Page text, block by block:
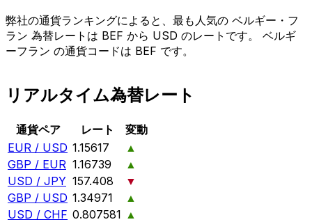
弊社の通貨ランキングによると、最も人気の ベルギー・フ
ラン 為替レートは BEF から USD のレートです。 ベルギ
ーフラン の通貨コードは BEF です。
リアルタイム為替レート
通貨ペア レート
変動
EUR / USD 1.15617
▲
GBP / EUR 1.16739
▲
USD / JPY 157.408
▼
GBP / USD 1.34971
▲
USD / CHF 0.807581 ▲